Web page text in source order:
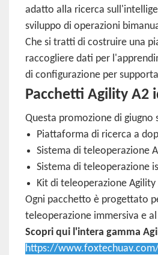
adatto alla ricerca
sviluppo di operazioni
Che si tratti di costruire una
raccogliere dati per
di configurazione per
Pacchetti Agility A2
Questa promozione di giugno
Piattaforma di ricerca a
Sistema di teleoperazione
Sistema di teleoperazione
Kit di teleoperazione Agility
Ogni pacchetto è progettato
teleoperazione immersiva e
Scopri qui l'intera gamma
https://